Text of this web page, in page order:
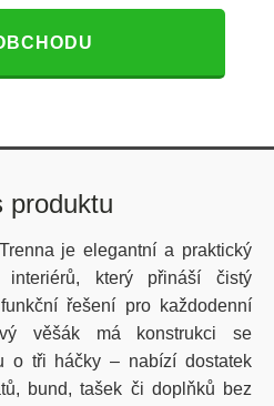
produktu
je elegantní a praktický
který přináší čistý
řešení pro každodenní
věšák má konstrukci se
o tři háčky – nabízí dostatek
bund, tašek či doplňků bez